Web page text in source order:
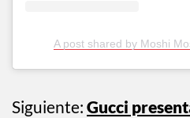
A post shared by Moshi
Siguiente: Gucci